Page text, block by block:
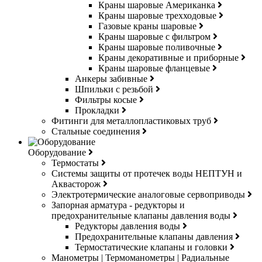
Краны шаровые Американка
Краны шаровые трехходовые
Газовые краны шаровые
Краны шаровые с фильтром
Краны шаровые поливочные
Краны декоративные и приборные
Краны шаровые фланцевые
Анкеры забивные
Шпильки с резьбой
Фильтры косые
Прокладки
Фитинги для металлопластиковых труб
Стальные соединения
Оборудование
Термостаты
Системы защиты от протечек воды НЕПТУН и
Аквасторож
Электротермические аналоговые сервоприводы
Запорная арматура - редукторы и
предохранительные клапаны давления воды
Редукторы давления воды
Предохранительные клапаны давления
Термостатические клапаны и головки
Манометры | Термоманометры | Радиальные